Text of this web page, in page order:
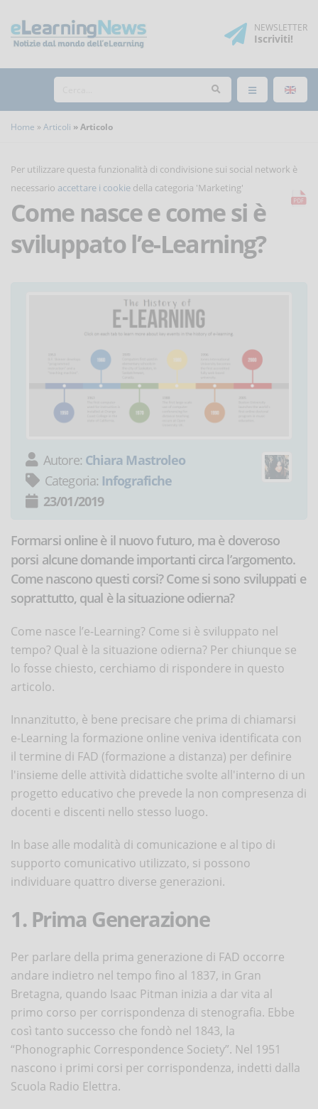
NEWSLETTER
Iscriviti!
Home Articoli Articolo
Per utilizzare questa funzionalità di condivisione sui social network è
necessario accettare i cookie della categoria 'Marketing'
Come nasce e come si è
sviluppato l’e-Learning?
Autore: Chiara Mastroleo
Categoria: Infografiche
23/01/2019
Formarsi online è il nuovo futuro, ma è doveroso
porsi alcune domande importanti circa l’argomento.
Come nascono questi corsi? Come si sono sviluppati e
soprattutto, qual è la situazione odierna?
Come nasce l’e-Learning? Come si è sviluppato nel
tempo? Qual è la situazione odierna? Per chiunque se
lo fosse chiesto, cerchiamo di rispondere in questo
articolo.
Innanzitutto, è bene precisare che prima di chiamarsi
e-Learning la formazione online veniva identificata con
il termine di FAD (formazione a distanza) per definire
l'insieme delle attività didattiche svolte all'interno di un
progetto educativo che prevede la non compresenza di
docenti e discenti nello stesso luogo.
In base alle modalità di comunicazione e al tipo di
supporto comunicativo utilizzato, si possono
individuare quattro diverse generazioni.
1. Prima Generazione
Per parlare della prima generazione di FAD occorre
andare indietro nel tempo fino al 1837, in Gran
Bretagna, quando Isaac Pitman inizia a dar vita al
primo corso per corrispondenza di stenografia. Ebbe
così tanto successo che fondò nel 1843, la
“Phonographic Correspondence Society”. Nel 1951
nascono i primi corsi per corrispondenza, indetti dalla
Scuola Radio Elettra.